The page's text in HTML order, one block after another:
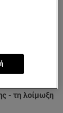
υπάρχει
- τη λοίμωξη